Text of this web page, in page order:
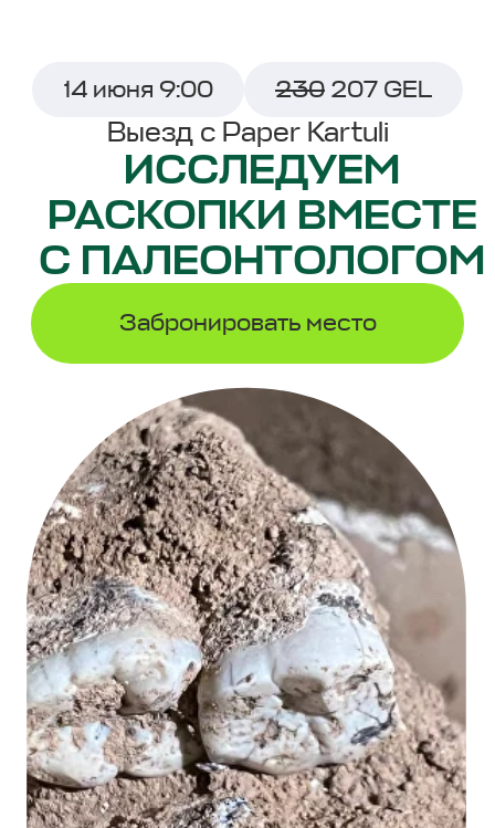
Выезд с Paper Kartuli
ИССЛЕДУЕМ
РАСКОПКИ ВМЕСТЕ
С ПАЛЕОНТОЛОГОМ
Забронировать место